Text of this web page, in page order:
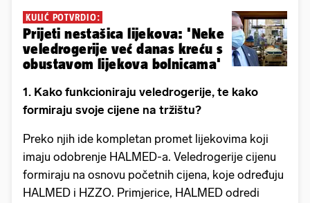
KULIĆ POTVRDIO:
Prijeti nestašica lijekova: 'Neke
veledrogerije već danas kreću s
obustavom lijekova bolnicama'
1. Kako funkcioniraju veledrogerije, te kako
formiraju svoje cijene na tržištu?
Preko njih ide kompletan promet lijekovima koji
imaju odobrenje HALMED-a. Veledrogerije cijenu
formiraju na osnovu početnih cijena, koje određuju
HALMED i HZZO. Primjerice, HALMED odredi